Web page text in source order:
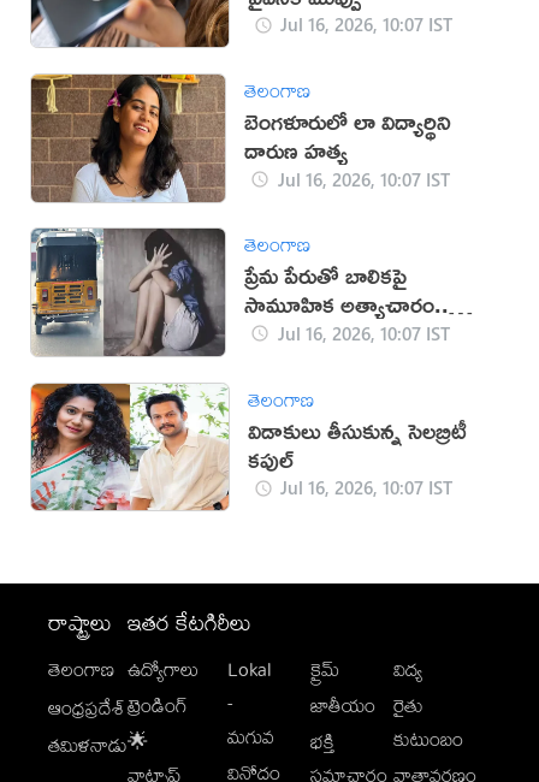
Jul 16, 2026, 10:07 IST
తెలంగాణ
బెంగళూరులో లా విద్యార్థిని
దారుణ హత్య
Jul 16, 2026, 10:07 IST
తెలంగాణ
ప్రేమ పేరుతో బాలికపై
సామూహిక అత్యాచారం..
నలుగురి అరెస్ట్
Jul 16, 2026, 10:07 IST
తెలంగాణ
విడాకులు తీసుకున్న సెలబ్రిటీ
కపుల్
Jul 16, 2026, 10:07 IST
రాష్ట్రాలు
తెలంగాణ
ఆంధ్రప్రదేశ్
తమిళనాడు
ఇతర కేటగిరీలు
ఉద్యోగాలు
ట్రెండింగ్
🌟
Lokal
-
మగువ
వినోదం
క్రైమ్
జాతీయం
భక్తి
విద్య
రైతు
కుటుంబం